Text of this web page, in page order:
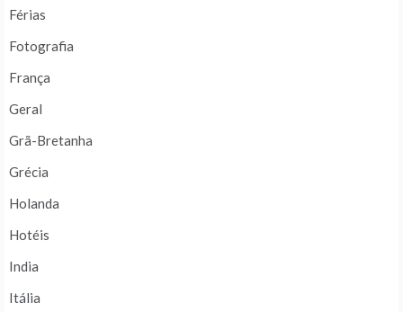
Férias
Fotografia
França
Geral
Grã-Bretanha
Grécia
Holanda
Hotéis
India
Itália